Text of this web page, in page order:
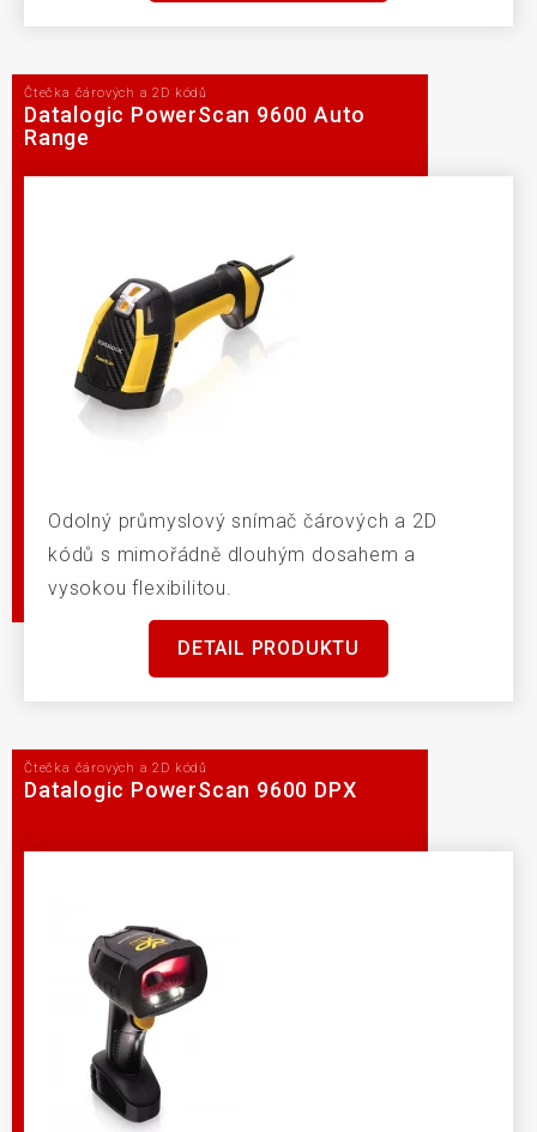
Čtečka čárových a 2D kódů
Datalogic PowerScan 9600 Auto
Range
Odolný průmyslový snímač čárových a 2D
kódů s mimořádně dlouhým dosahem a
vysokou flexibilitou.
DETAIL PRODUKTU
Čtečka čárových a 2D kódů
Datalogic PowerScan 9600 DPX